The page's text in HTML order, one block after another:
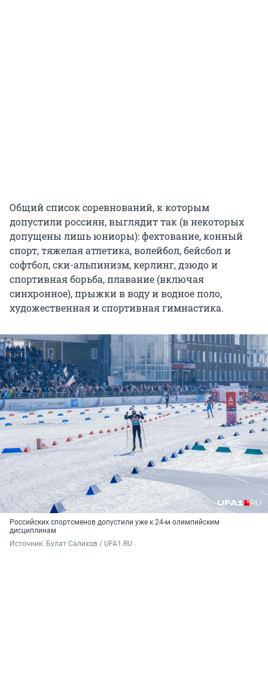
Общий список соревнований, к которым
допустили россиян, выглядит так (в некоторых
допущены лишь юниоры): фехтование, конный
спорт, тяжелая атлетика, волейбол, бейсбол и
софтбол, ски-альпинизм, керлинг, дзюдо и
спортивная борьба, плавание (включая
синхронное), прыжки в воду и водное поло,
художественная и спортивная гимнастика.
Российских спортсменов допустили уже к 24-м олимпийским
дисциплинам
Источник: Булат Салихов / UFA1.RU